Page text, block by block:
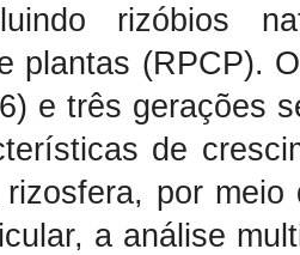
rizóbios
plantas (RPCP).
e três gerações
de
por
a análise